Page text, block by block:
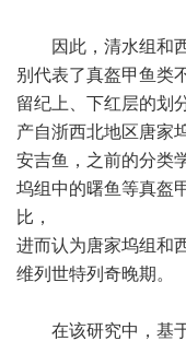
因此，清水组和西
别代表了真盔甲鱼类
留纪上、下红层的划
产自浙西北地区唐家
安吉鱼，之前的分类
坞组中的曙鱼等真盔
比，
进而认为唐家坞组和
维列世特列奇晚期。
在该研究中，基于